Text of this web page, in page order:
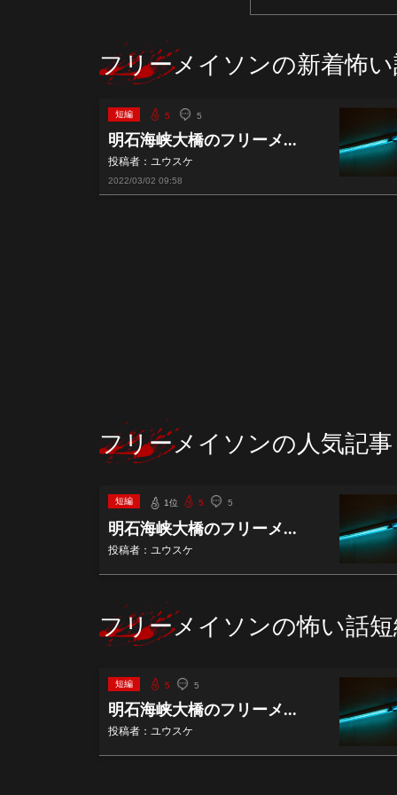
フリーメイソンの新着怖
短編 5 5
明石海峡大橋のフリーメ...
投稿者：ユウスケ
2022/03/02 09:58
フリーメイソンの人気記事
短編 1位 5 5
明石海峡大橋のフリーメ...
投稿者：ユウスケ
フリーメイソンの怖い話
短編 5 5
明石海峡大橋のフリーメ...
投稿者：ユウスケ